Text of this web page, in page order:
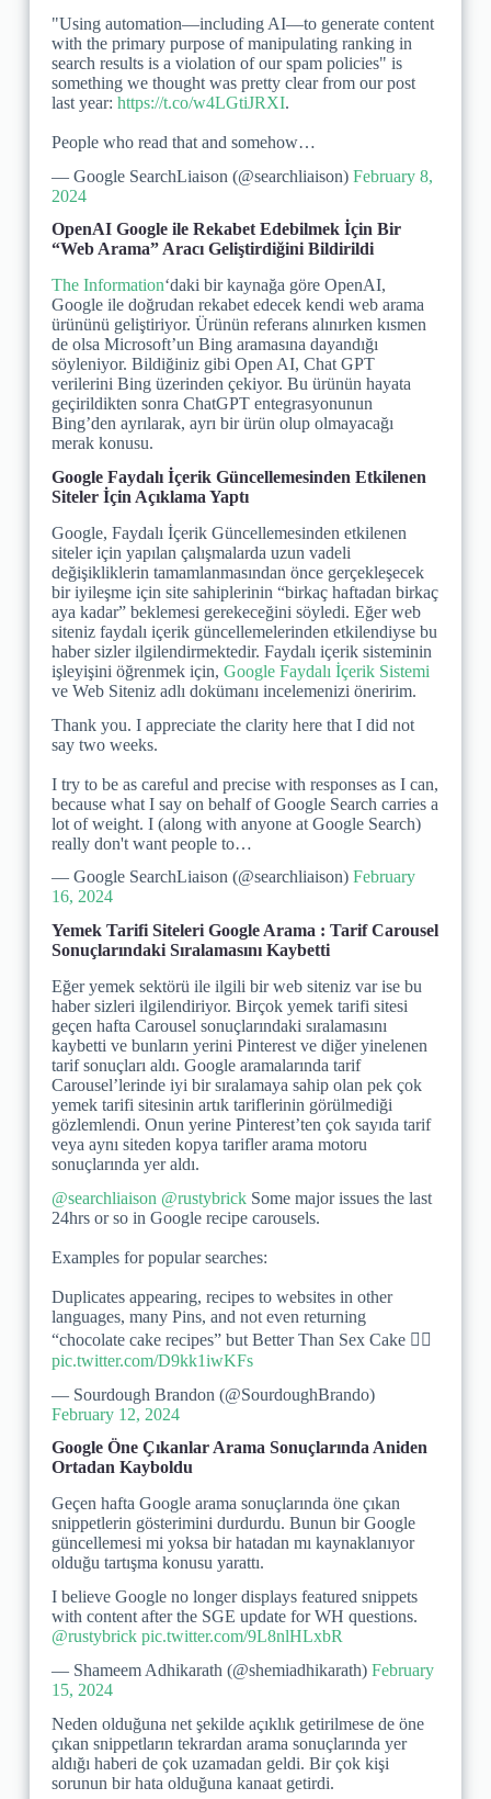
"Using automation—including AI—to generate content
with the primary purpose of manipulating ranking in
search results is a violation of our spam policies" is
something we thought was pretty clear from our post
last year: https://t.co/w4LGtiJRXI.
People who read that and somehow…
— Google SearchLiaison (@searchliaison) February 8,
2024
OpenAI Google ile Rekabet Edebilmek İçin Bir
“Web Arama” Aracı Geliştirdiğini Bildirildi
The Information‘daki bir kaynağa göre OpenAI,
Google ile doğrudan rekabet edecek kendi web arama
ürününü geliştiriyor. Ürünün referans alınırken kısmen
de olsa Microsoft’un Bing aramasına dayandığı
söyleniyor. Bildiğiniz gibi Open AI, Chat GPT
verilerini Bing üzerinden çekiyor. Bu ürünün hayata
geçirildikten sonra ChatGPT entegrasyonunun
Bing’den ayrılarak, ayrı bir ürün olup olmayacağı
merak konusu.
Google Faydalı İçerik Güncellemesinden Etkilenen
Siteler İçin Açıklama Yaptı
​Google, Faydalı İçerik Güncellemesinden etkilenen
siteler için yapılan çalışmalarda uzun vadeli
değişikliklerin tamamlanmasından önce gerçekleşecek
bir iyileşme için site sahiplerinin “birkaç haftadan birkaç
aya kadar” beklemesi gerekeceğini söyledi. Eğer web
siteniz faydalı içerik güncellemelerinden etkilendiyse bu
haber sizler ilgilendirmektedir. Faydalı içerik sisteminin
işleyişini öğrenmek için, Google Faydalı İçerik Sistemi
ve Web Siteniz adlı dokümanı incelemenizi öneririm.
Thank you. I appreciate the clarity here that I did not
say two weeks.
I try to be as careful and precise with responses as I can,
because what I say on behalf of Google Search carries a
lot of weight. I (along with anyone at Google Search)
really don't want people to…
— Google SearchLiaison (@searchliaison) February
16, 2024
Yemek Tarifi Siteleri Google Arama : Tarif Carousel
Sonuçlarındaki Sıralamasını Kaybetti
Eğer yemek sektörü ile ilgili bir web siteniz var ise bu
haber sizleri ilgilendiriyor. ​Birçok yemek tarifi sitesi
geçen hafta Carousel sonuçlarındaki sıralamasını
kaybetti ve bunların yerini Pinterest ve diğer yinelenen
tarif sonuçları aldı. Google aramalarında tarif
Carousel’lerinde iyi bir sıralamaya sahip olan pek çok
yemek tarifi sitesinin artık tariflerinin görülmediği
gözlemlendi. Onun yerine Pinterest’ten çok sayıda tarif
veya aynı siteden kopya tarifler arama motoru
sonuçlarında yer aldı.
@searchliaison @rustybrickSome major issues the last
24hrs or so in Google recipe carousels.
Examples for popular searches:
Duplicates appearing, recipes to websites in other
languages, many Pins, and not even returning
“chocolate cake recipes” but Better Than Sex Cake 🤷‍♂️
pic.twitter.com/D9kk1iwKFs
— Sourdough Brandon (@SourdoughBrando)
February 12, 2024
Google Öne Çıkanlar Arama Sonuçlarında Aniden
Ortadan Kayboldu
Geçen hafta Google arama sonuçlarında öne çıkan
snippetlerin gösterimini durdurdu. Bunun bir Google
güncellemesi mi yoksa bir hatadan mı kaynaklanıyor
olduğu tartışma konusu yarattı.
I believe Google no longer displays featured snippets
with content after the SGE update for WH questions.
@rustybrick pic.twitter.com/9L8nlHLxbR
— Shameem Adhikarath (@shemiadhikarath) February
15, 2024
Neden olduğuna net şekilde açıklık getirilmese de öne
çıkan snippetların tekrardan arama sonuçlarında yer
aldığı haberi de çok uzamadan geldi. Bir çok kişi
sorunun bir hata olduğuna kanaat getirdi.